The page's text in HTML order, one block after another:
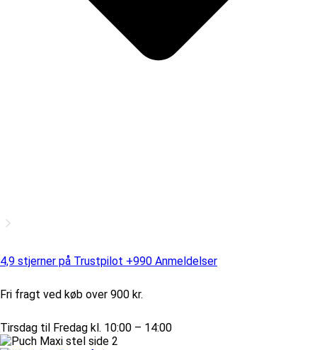
4,9 stjerner på Trustpilot +990 Anmeldelser
Fri fragt ved køb over 900 kr.
Tirsdag til Fredag kl. 10:00 – 14:00